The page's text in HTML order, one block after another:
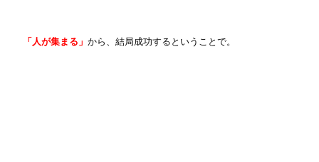
「人が集まる」 から、結局成功するということで。